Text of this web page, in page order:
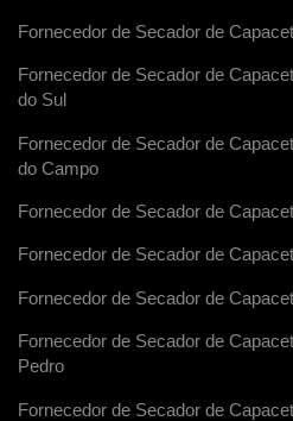
Fornecedor de Secador de
Fornecedor de Secador de
do Sul
Fornecedor de Secador de
do Campo
Fornecedor de Secador de
Fornecedor de Secador de
Fornecedor de Secador de
Fornecedor de Secador de
Pedro
Fornecedor de Secador de